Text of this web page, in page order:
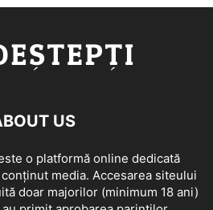
US
o platformă online dedicată
media. Accesarea siteului
doar majorilor (minimum 18 ani)